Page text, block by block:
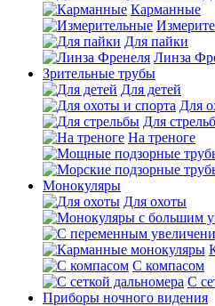
Карманные
Для пайки
Линза
Зрительные трубы
Для детей
Для
Для
На треноге
Монокуляры
Для охоты
С компасом
С
Приборы ночного видения